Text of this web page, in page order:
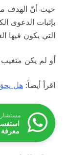
حيث أنّ الهدف
بإثبات الدعوى
التي يكون فيها
أو لم يكن
اقرأ أيضاً: هل
معرفة